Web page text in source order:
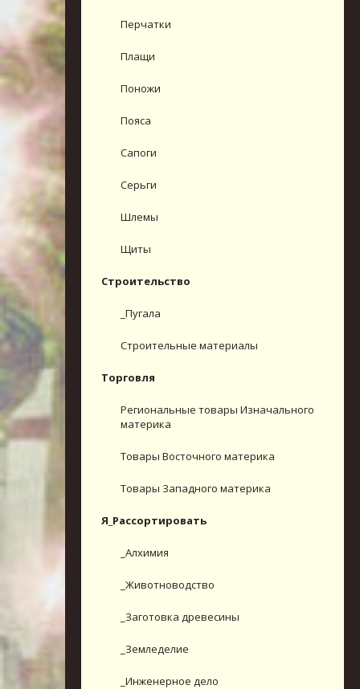
Перчатки
Плащи
Поножи
Пояса
Сапоги
Серьги
Шлемы
Щиты
Строительство
_Пугала
Строительные материалы
Торговля
Региональные товары Изначального
материка
Товары Восточного материка
Товары Западного материка
Я_Рассортировать
_Алхимия
_Животноводство
_Заготовка древесины
_Земледелие
_Инженерное дело